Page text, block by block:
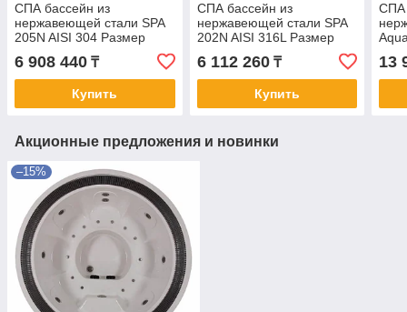
СПА бассейн из
нержавеющей стали SPA
205N AISI 304 Размер
переливной решеткой
6 908 440 ₸
Купить
СПА бассейн из
нержавеющей стали SPA
202N AISI 316L Размер
решеткой
6 112 260₸
Купить
СПА
13
Акционные предложения и новинки
–15%